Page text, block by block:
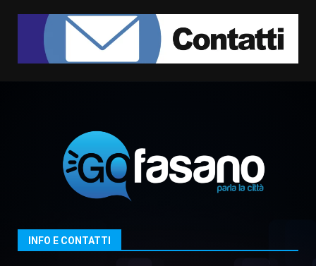
1
Serie D, l’Us Fasano non molla e
conferma di voler ricorrere per
ottenere l’iscrizione
8 Agosto 2026 19:55
Savelletri
8 Agosto 2026 11:00
3
Savelletri in festa, domani sera
INFO E CONTATTI